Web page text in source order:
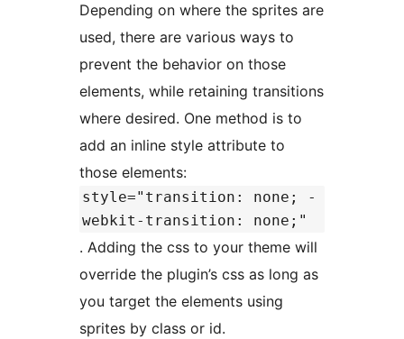
Depending on where the sprites are
used, there are various ways to
prevent the behavior on those
elements, while retaining transitions
where desired. One method is to
add an inline style attribute to
those elements:
style="transition: none; -
webkit-transition: none;"
. Adding the css to your theme will
override the plugin’s css as long as
you target the elements using
sprites by class or id.